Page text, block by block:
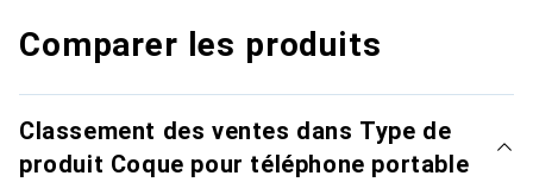
Comparer les produits
Classement des ventes dans Type de
produit Coque pour téléphone portable